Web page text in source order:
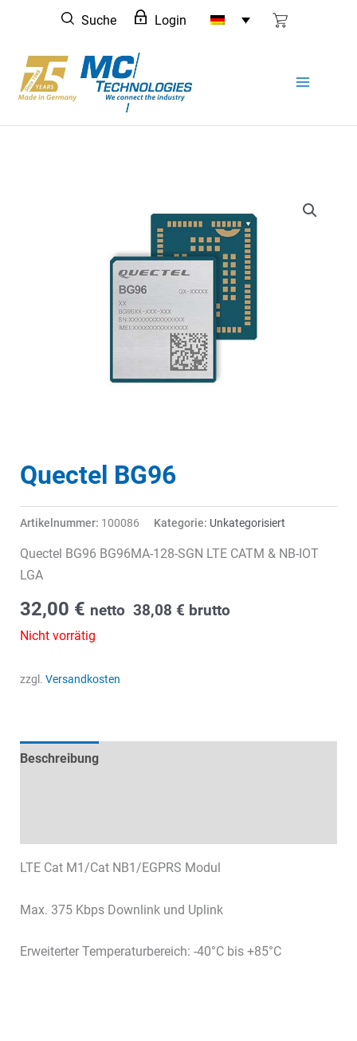
springen
Suche Login
Quectel BG96
Artikelnummer: 100086 Kategorie: Unkategorisiert
Quectel BG96 BG96MA-128-SGN LTE CATM & NB-IOT
LGA
32,00 € netto 38,08 € brutto
Nicht vorrätig
zzgl. Versandkosten
Beschreibung
LTE Cat M1/Cat NB1/EGPRS Modul
Max. 375 Kbps Downlink und Uplink
Erweiterter Temperaturbereich: -40°C bis +85°C